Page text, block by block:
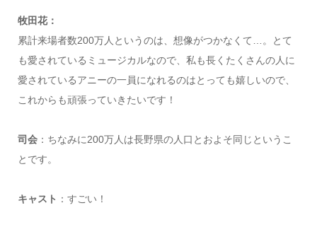
牧田花：
累計来場者数200万人というのは、想像がつかなくて…。とて
も愛されているミュージカルなので、私も長くたくさんの人に
愛されているアニーの一員になれるのはとっても嬉しいので、
これからも頑張っていきたいです！
司会：ちなみに200万人は長野県の人口とおよそ同じというこ
とです。
キャスト ：すごい！